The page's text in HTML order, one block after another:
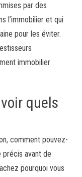
par des
l’immobilier et qui
pour les éviter.
immobilier
quels
comment pouvez-
précis avant de
pourquoi vous